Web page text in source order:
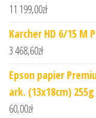
11 199,00zł
Karcher HD 6/15 M
3 468,60zł
Epson papier
ark. (13x18cm) 255g
60,00zł